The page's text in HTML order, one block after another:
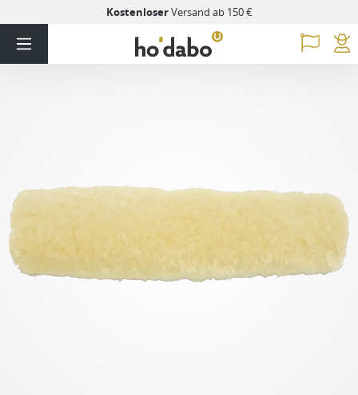
KostenloserVersand ab 150 €